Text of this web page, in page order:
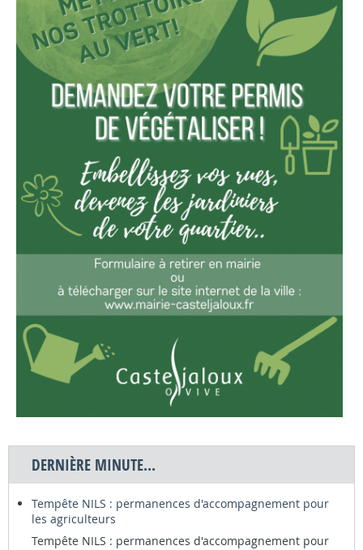
DERNIÈRE MINUTE...
Tempête NILS : permanences d'accompagnement pour
les agriculteurs
Tempête NILS : permanences d'accompagnement pour